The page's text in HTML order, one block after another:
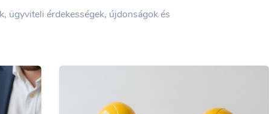
ügyviteli érdekességek, újdonságok és